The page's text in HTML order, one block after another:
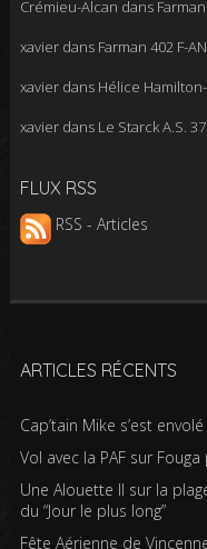
Crémieu-Alcan dans
xavierdans Farman 402 F-
xavierdans Hélice
xavierdans Le Starck A.S.
FLUX RSS
RSS - Articles
ARTICLES RÉCENTS
Cap’tain Mike s’est
Vol avec la PAF sur
Une Alouette II sur la
du “Jour le plus long”
Fête Aérienne de